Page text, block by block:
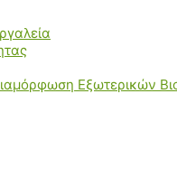
Εξωτερικών